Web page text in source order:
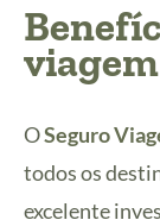
viagem
OSeguro
todos os
excelente